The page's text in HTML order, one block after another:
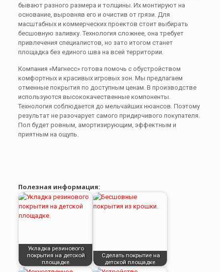
бывают разного размера и толщины. Их монтируют на
основание, выровняв его и очистив от грязи. Для
масштабных и коммерческих проектов стоит выбирать
бесшовную заливку. Технология сложнее, она требует
привлечения специалистов, но зато итогом станет
площадка без единого шва на всей территории.
Компания «Магнесс» готова помочь с обустройством
комфортных и красивых игровых зон. Мы предлагаем
отменные покрытия по доступным ценам. В производстве
используются высококачественные компоненты.
Технология соблюдается до мельчайших нюансов. Поэтому
результат не разочарует самого придирчивого покупателя.
Пол будет ровным, амортизирующим, эффектным и
приятным на ощупь.
Полезная информация:
Укладка резинового
покрытия на детской
площадке.
Сделать покрытие на
детской площадке.